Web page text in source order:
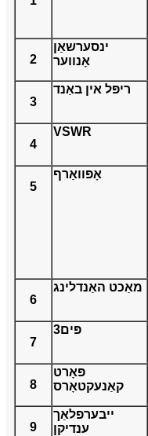
2
ינסערשאַן
אָנווער
3
ריפּל אין באַנד
4
VSWR
5
אָפּוואַרף
6
מאַכט האַנדלינג
7
פּים3
8
פּאָרט
קאַנעקטאָרס
9
ייבערפלאַך
ענדיקן